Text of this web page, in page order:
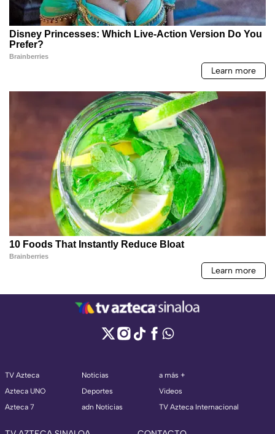
TV Azteca
Azteca UNO
Azteca 7
Noticias
Deportes
adn Noticias
a más +
Videos
TV Azteca Internacional